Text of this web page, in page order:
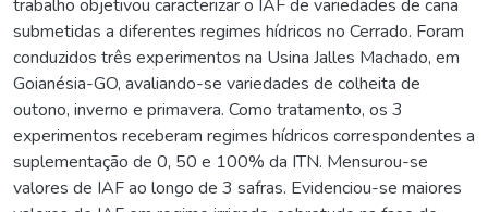
trabalho objetivou caracterizar o IAF de variedades de cana
submetidas a diferentes regimes hídricos no Cerrado. Foram
conduzidos três experimentos na Usina Jalles Machado, em
Goianésia-GO, avaliando-se variedades de colheita de
outono, inverno e primavera. Como tratamento, os 3
experimentos receberam regimes hídricos correspondentes a
suplementação de 0, 50 e 100% da ITN. Mensurou-se
valores de IAF ao longo de 3 safras. Evidenciou-se maiores